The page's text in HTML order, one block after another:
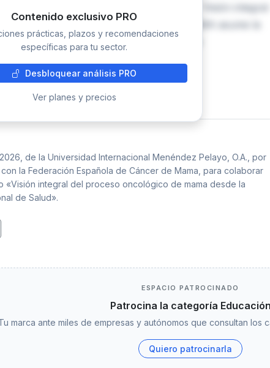
25 y 26 de junio de 2026, bajo el título 'Visión integral
desde la perspectiva del SNS'. FECMA asume la
la gestión de viajes y alojamiento de
Contenido exclusivo PRO
prácticas, plazos y recomendaciones
específicas para tu sector.
Desbloquear análisis PRO
Ver planes y precios
de la Universidad Internacional Menéndez Pelayo, O.A., por
la Federación Española de Cáncer de Mama, para colaborar
«Visión integral del proceso oncológico de mama desde la
de Salud».
ESPACIO PATROCINADO
Patrocina la categoría Educación
marca ante miles de empresas y autónomos que consultan los
Quiero patrocinarla